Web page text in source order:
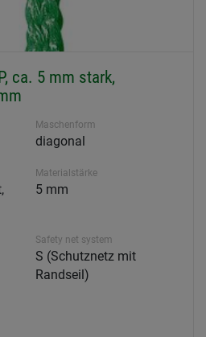
ca. 5 mm stark,
Maschenform
diagonal
Materialstärke
5 mm
Safety net system
S (Schutznetz mit
Randseil)